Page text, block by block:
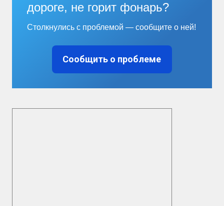
дороге, не горит фонарь?
Столкнулись с проблемой — сообщите о ней!
Сообщить о проблеме